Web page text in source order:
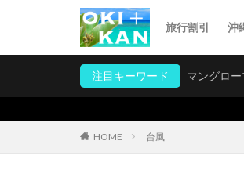
旅行割引 沖
注目キーワード マングロ
HOME 台風